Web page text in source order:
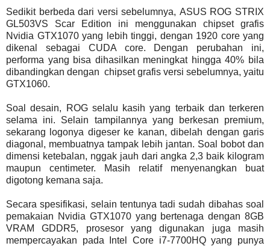
Sedikit berbeda dari versi sebelumnya, ASUS ROG STRIX
GL503VS Scar Edition ini menggunakan chipset grafis
Nvidia GTX1070 yang lebih tinggi, dengan 1920 core yang
dikenal sebagai CUDA core. Dengan perubahan ini,
performa yang bisa dihasilkan meningkat hingga 40% bila
dibandingkan dengan chipset grafis versi sebelumnya, yaitu
GTX1060.
Soal desain, ROG selalu kasih yang terbaik dan terkeren
selama ini. Selain tampilannya yang berkesan premium,
sekarang logonya digeser ke kanan, dibelah dengan garis
diagonal, membuatnya tampak lebih jantan. Soal bobot dan
dimensi ketebalan, nggak jauh dari angka 2,3 baik kilogram
maupun centimeter. Masih relatif menyenangkan buat
digotong kemana saja.
Secara spesifikasi, selain tentunya tadi sudah dibahas soal
pemakaian Nvidia GTX1070 yang bertenaga dengan 8GB
VRAM GDDR5, prosesor yang digunakan juga masih
mempercayakan pada Intel Core i7-7700HQ yang punya